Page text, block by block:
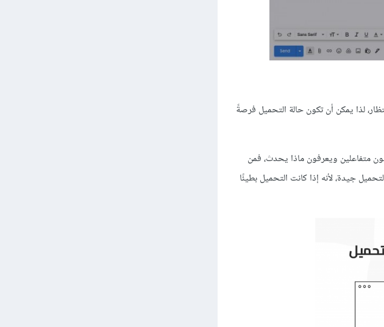
لذا يمكن أن تكون حالة التحميل فرصةً
متفاعلين ويعرفون ماذا يحدث، فمن
جيدة، لأنه إذا كانت التحميل بطيئًا